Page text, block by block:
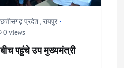
छत्तीसगढ़ प्रदेश ,रायपुर
0 views
बीच पहुंचे उप मुख्यमंत्री